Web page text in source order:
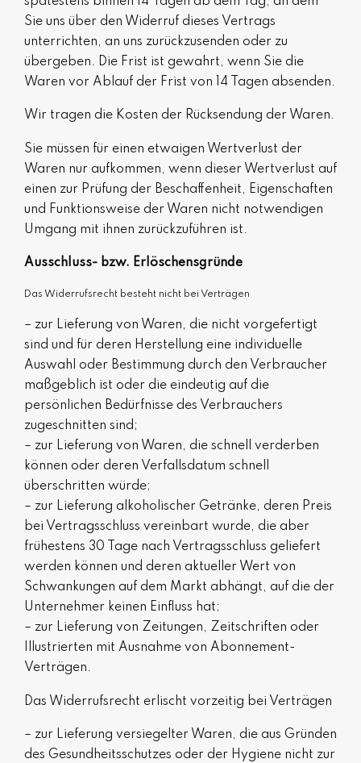
Sie uns über den Widerruf dieses Vertrags
unterrichten, an uns zurückzusenden oder zu
übergeben. Die Frist ist gewahrt, wenn Sie die
Waren vor Ablauf der Frist von
14 Tagen absenden.
Wir tragen die Kosten der Rücksendung der Waren.
Sie müssen für einen etwaigen Wertverlust der
Waren nur aufkommen, wenn dieser Wertverlust auf
einen zur Prüfung der Beschaffenheit, Eigenschaften
und Funktionsweise der Waren nicht notwendigen
Umgang mit ihnen zurückzuführen ist.
Ausschluss- bzw. Erlöschensgründe
Das Widerrufsrecht besteht nicht bei Verträgen
– zur Lieferung von Waren, die nicht vorgefertigt
sind und für deren Herstellung eine individuelle
Auswahl oder Bestimmung durch den Verbraucher
maßgeblich ist oder die eindeutig auf die
persönlichen Bedürfnisse des Verbrauchers
zugeschnitten sind;
– zur Lieferung von Waren, die schnell verderben
können oder deren Verfallsdatum schnell
überschritten würde;
– zur Lieferung alkoholischer Getränke, deren Preis
bei Vertragsschluss vereinbart wurde, die aber
frühestens 30 Tage nach Vertragsschluss geliefert
werden können und deren aktueller Wert von
Schwankungen auf dem Markt abhängt, auf die der
Unternehmer keinen Einfluss hat;
– zur Lieferung von Zeitungen, Zeitschriften oder
Illustrierten mit Ausnahme von Abonnement-
Verträgen.
Das Widerrufsrecht erlischt vorzeitig bei Verträgen
– zur Lieferung versiegelter Waren, die aus Gründen
des Gesundheitsschutzes oder der Hygiene nicht zur